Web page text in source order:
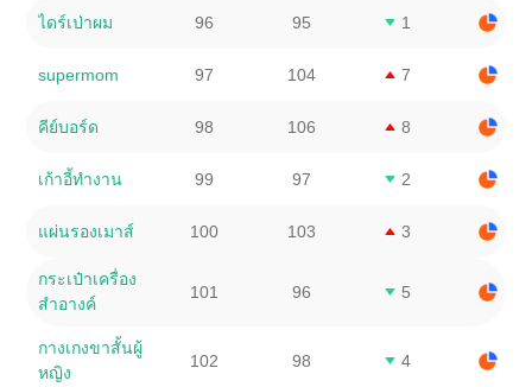
ไดร์เป่าผม 96 95 1
supermom 97 104 7
คีย์บอร์ด 98 106 8
เก้าอี้ทํางาน 99 97 2
แผ่นรองเมาส์ 100 103 3
กระเป๋าเครื่อง
สําอางค์
101 96 5
กางเกงขาสั้นผู้
หญิง
102 98 4